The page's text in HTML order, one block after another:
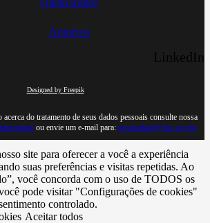
Quem somos
Arquivos
LinkedIn
Designed by Freepik
acerca do tratamento de seus dados pessoais consulte nossa
ou envie um e-mail para: privacidade@iisc.org.br
site para oferecer a você a experiência
suas preferências e visitas repetidas. Ao
você concorda com o uso de TODOS os
pode visitar "Configurações de cookies"
controlado.
Aceitar todos